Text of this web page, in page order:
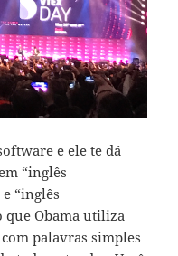
e ele te dá
“inglês
“inglês
que Obama utiliza
palavras simples